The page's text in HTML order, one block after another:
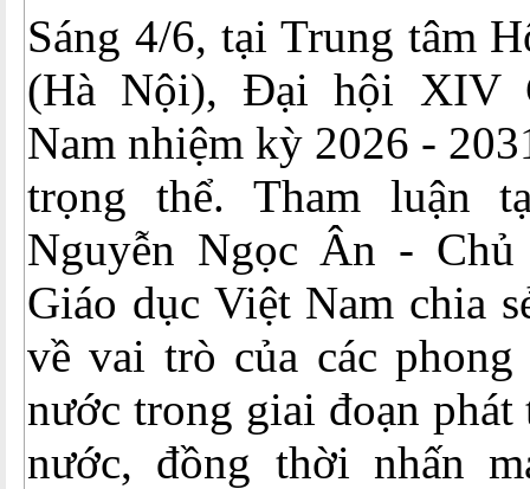
Sáng 4/6, tại Trung tâm
(Hà Nội), Đại hội XIV
Nam nhiệm kỳ 2026 -
trọng thể. Tham luận
Nguyễn Ngọc Ân -
Giáo dục Việt Nam chia
về vai trò của các
nước trong giai đoạn
nước, đồng thời nhấn